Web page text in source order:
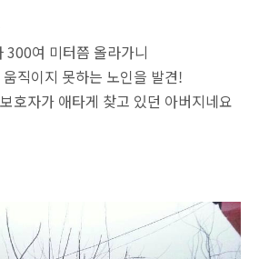
300여 미터쯤 올라가니
직이지 못하는 노인을 발견!
호자가 애타게 찾고 있던 아버지네요